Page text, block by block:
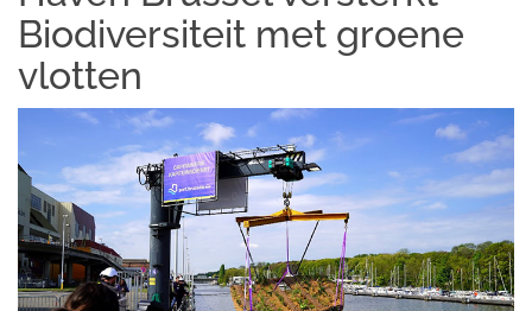
Biodiversiteit met groene
vlotten